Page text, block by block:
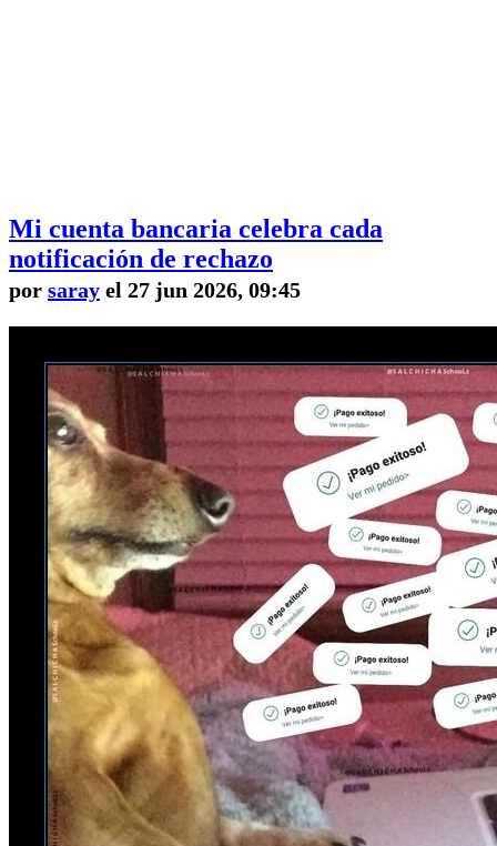
Mi cuenta bancaria celebra cada
notificación de rechazo
por saray el 27 jun 2026, 09:45